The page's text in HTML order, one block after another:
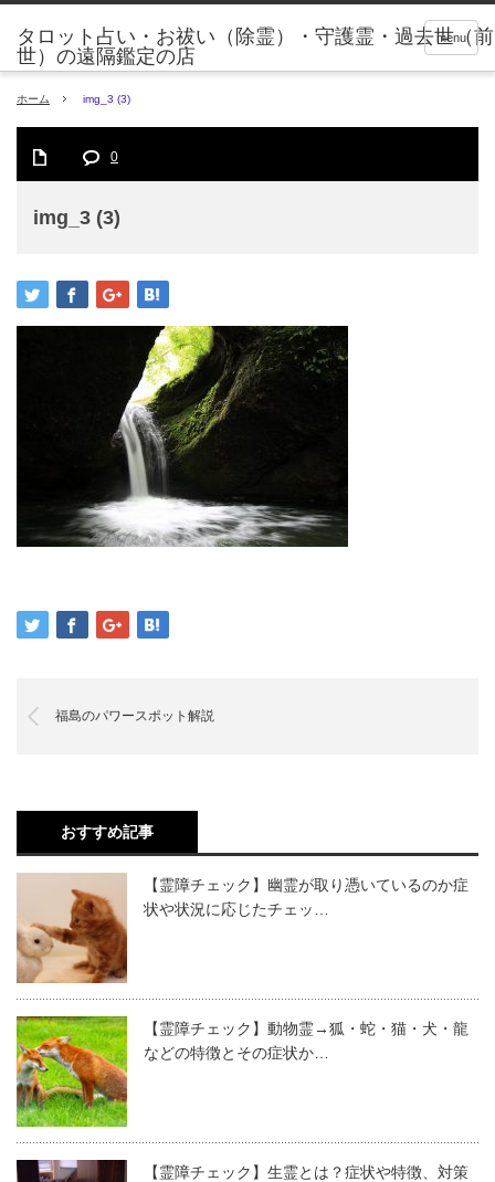
menu
タロット占い・お祓い（除霊）・守護霊・過去世（前
世）の遠隔鑑定の店
ホーム img_3 (3)
0
img_3 (3)
福島のパワースポット解説
おすすめ記事
【霊障チェック】幽霊が取り憑いているのか症
状や状況に応じたチェッ…
【霊障チェック】動物霊→狐・蛇・猫・犬・龍
などの特徴とその症状か…
【霊障チェック】生霊とは？症状や特徴、対策